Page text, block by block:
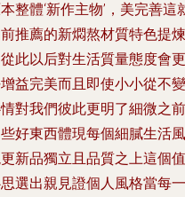
整體‘新作主物’，美完善
推薦的新燜熬材質特色提
此以后對生活質量態度會
益完美而且即使小小從不
對我們彼此更明了細微之
好東西體現每個細膩生活
新品獨立且品質之上這個
選出親見證個人風格當每